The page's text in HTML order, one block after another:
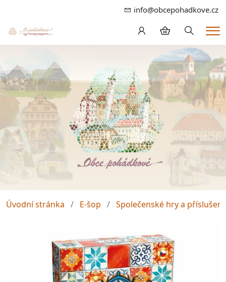
info@obcepohadkove.cz
Hledání
Úvodní stránka E-šop Společenské hry a